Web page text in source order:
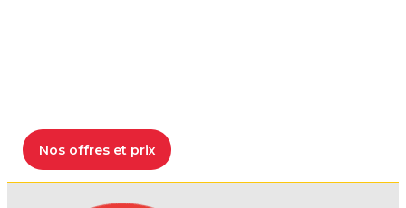
Nos offres et prix